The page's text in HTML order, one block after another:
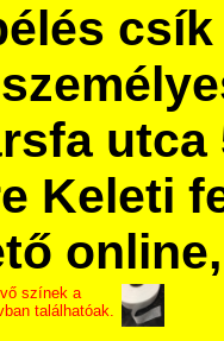
utca
Keleti
színek a
találhatóak.